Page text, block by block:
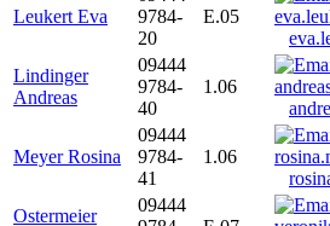
Leukert Eva
9784-
20
E.05
Lindinger
Andreas
09444
9784-
40
1.06
Meyer Rosina
09444
9784-
41
1.06
Ostermeier
09444